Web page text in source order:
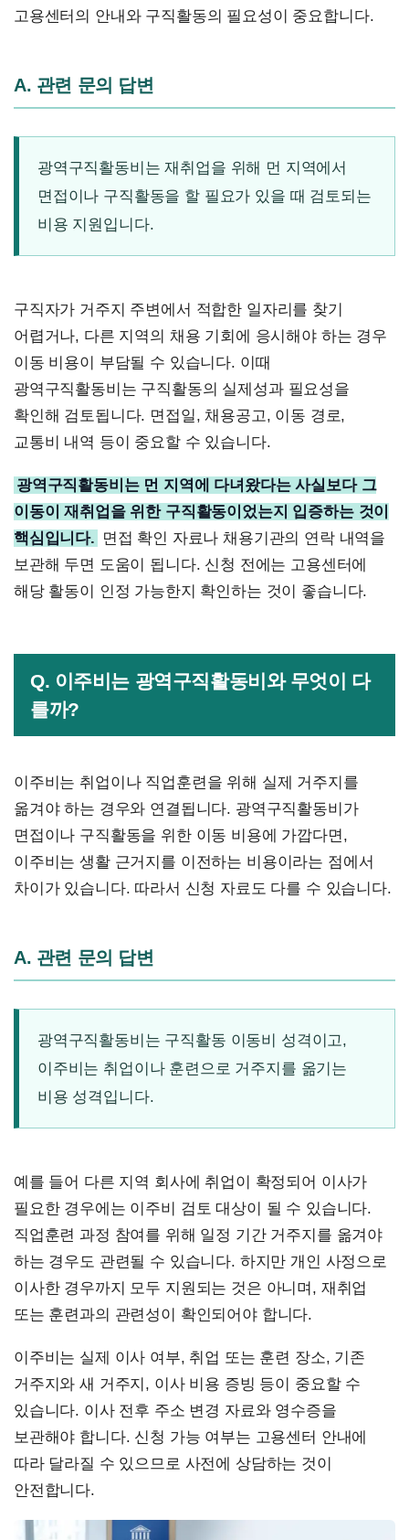
고용센터의 안내와 구직활동의 필요성이 중요합니다.
A. 관련 문의 답변
광역구직활동비는 재취업을 위해 먼 지역에서
면접이나 구직활동을 할 필요가 있을 때 검토되는
비용 지원입니다.
구직자가 거주지 주변에서 적합한 일자리를 찾기
어렵거나, 다른 지역의 채용 기회에 응시해야 하는 경우
이동 비용이 부담될 수 있습니다. 이때
광역구직활동비는 구직활동의 실제성과 필요성을
확인해 검토됩니다. 면접일, 채용공고, 이동 경로,
교통비 내역 등이 중요할 수 있습니다.
광역구직활동비는 먼 지역에 다녀왔다는 사실보다 그
이동이 재취업을 위한 구직활동이었는지 입증하는 것이
핵심입니다. 면접 확인 자료나 채용기관의 연락 내역을
보관해 두면 도움이 됩니다. 신청 전에는 고용센터에
해당 활동이 인정 가능한지 확인하는 것이 좋습니다.
Q. 이주비는 광역구직활동비와 무엇이 다
를까?
이주비는 취업이나 직업훈련을 위해 실제 거주지를
옮겨야 하는 경우와 연결됩니다. 광역구직활동비가
면접이나 구직활동을 위한 이동 비용에 가깝다면,
이주비는 생활 근거지를 이전하는 비용이라는 점에서
차이가 있습니다. 따라서 신청 자료도 다를 수 있습니다.
A. 관련 문의 답변
광역구직활동비는 구직활동 이동비 성격이고,
이주비는 취업이나 훈련으로 거주지를 옮기는
비용 성격입니다.
예를 들어 다른 지역 회사에 취업이 확정되어 이사가
필요한 경우에는 이주비 검토 대상이 될 수 있습니다.
직업훈련 과정 참여를 위해 일정 기간 거주지를 옮겨야
하는 경우도 관련될 수 있습니다. 하지만 개인 사정으로
이사한 경우까지 모두 지원되는 것은 아니며, 재취업
또는 훈련과의 관련성이 확인되어야 합니다.
이주비는 실제 이사 여부, 취업 또는 훈련 장소, 기존
거주지와 새 거주지, 이사 비용 증빙 등이 중요할 수
있습니다. 이사 전후 주소 변경 자료와 영수증을
보관해야 합니다. 신청 가능 여부는 고용센터 안내에
따라 달라질 수 있으므로 사전에 상담하는 것이
안전합니다.